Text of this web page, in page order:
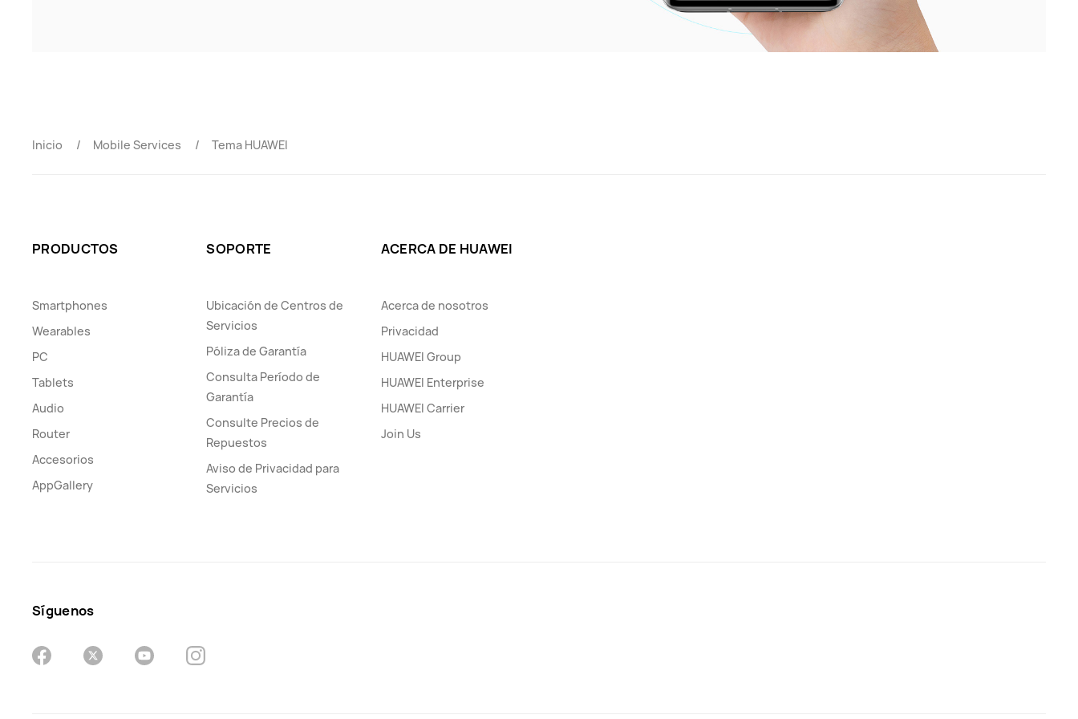
Inicio Mobile Services Tema HUAWEI
PRODUCTOS
Smartphones
Wearables
PC
Tablets
Audio
Router
Accesorios
AppGallery
SOPORTE
Ubicación de Centros de
Servicios
Póliza de Garantía
Consulta Período de
Garantía
Consulte Precios de
Repuestos
Aviso de Privacidad para
Servicios
ACERCA DE HUAWEI
Acerca de nosotros
Privacidad
HUAWEI Group
HUAWEI Enterprise
HUAWEI Carrier
Join Us
Síguenos